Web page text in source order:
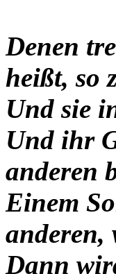
Denen
heißt, so
Und sie
Und ihr
anderen
Einem
anderen,
Dann